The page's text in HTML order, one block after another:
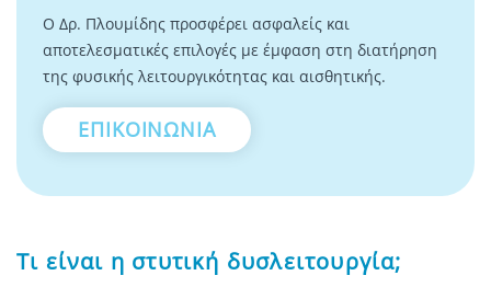
Τι είναι η στυτική δυσλειτουργία;
Ο Δρ. Πλουμίδης προσφέρει ασφαλείς και
αποτελεσματικές επιλογές με έμφαση στη διατήρηση
της φυσικής λειτουργικότητας και αισθητικής.
ΕΠΙΚΟΙΝΩΝΙΑ